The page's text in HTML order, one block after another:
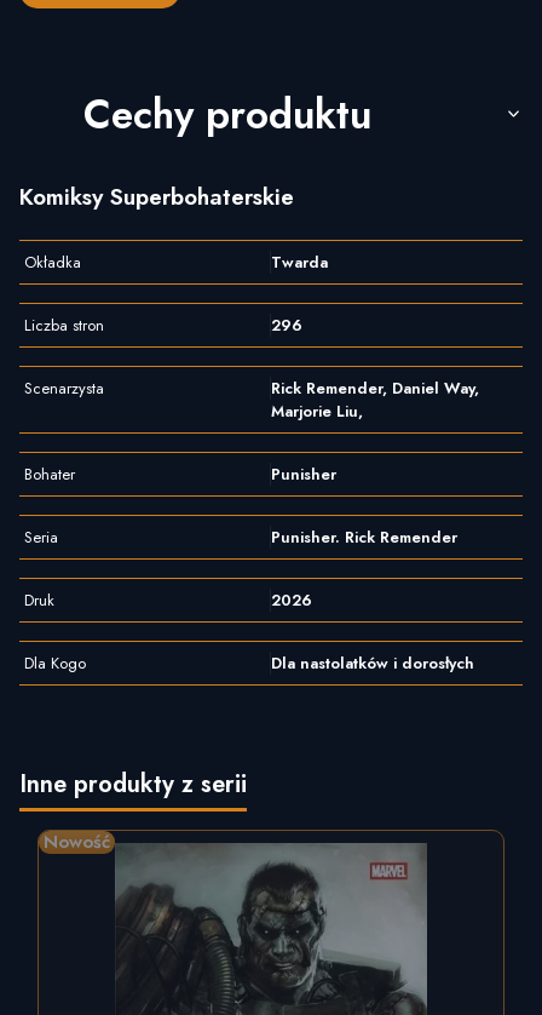
Cechy produktu
Komiksy Superbohaterskie
Okładka Twarda
Liczba stron 296
Scenarzysta
Rick Remender, Daniel Way,
Marjorie Liu,
Bohater Punisher
Seria Punisher. Rick Remender
Druk 2026
Dla Kogo Dla nastolatków i dorosłych
Inne produkty z serii
Nowość